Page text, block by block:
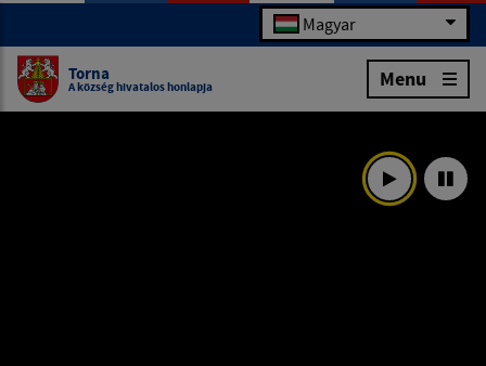
Magyar
Torna
A község hivatalos honlapja Menu